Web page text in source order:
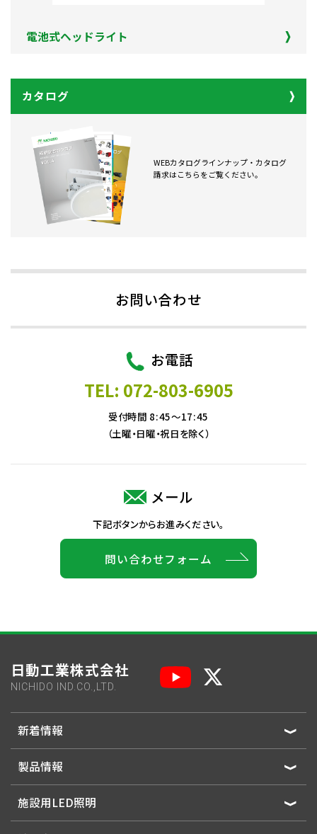
電池式ヘッドライト
カタログ
WEBカタログラインナップ・カタログ
請求はこちらをご覧ください。
お問い合わせ
お電話
TEL: 072-803-6905
受付時間 8:45～17:45
（土曜・日曜・祝日を除く）
メール
下記ボタンからお進みください。
問い合わせフォーム
日動工業株式会社
NICHIDO IND.CO.,LTD.
新着情報
製品情報
施設用LED照明